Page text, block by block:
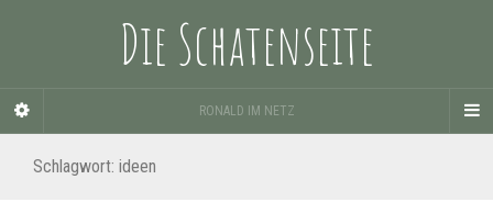
Die Schatenseite
RONALD IM NETZ
Schlagwort: ideen